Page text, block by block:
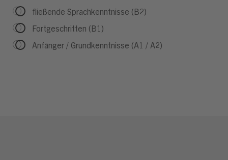
fließende Sprachkenntnisse (B2)
Fortgeschritten (B1)
Anfänger / Grundkenntnisse (A1 / A2)